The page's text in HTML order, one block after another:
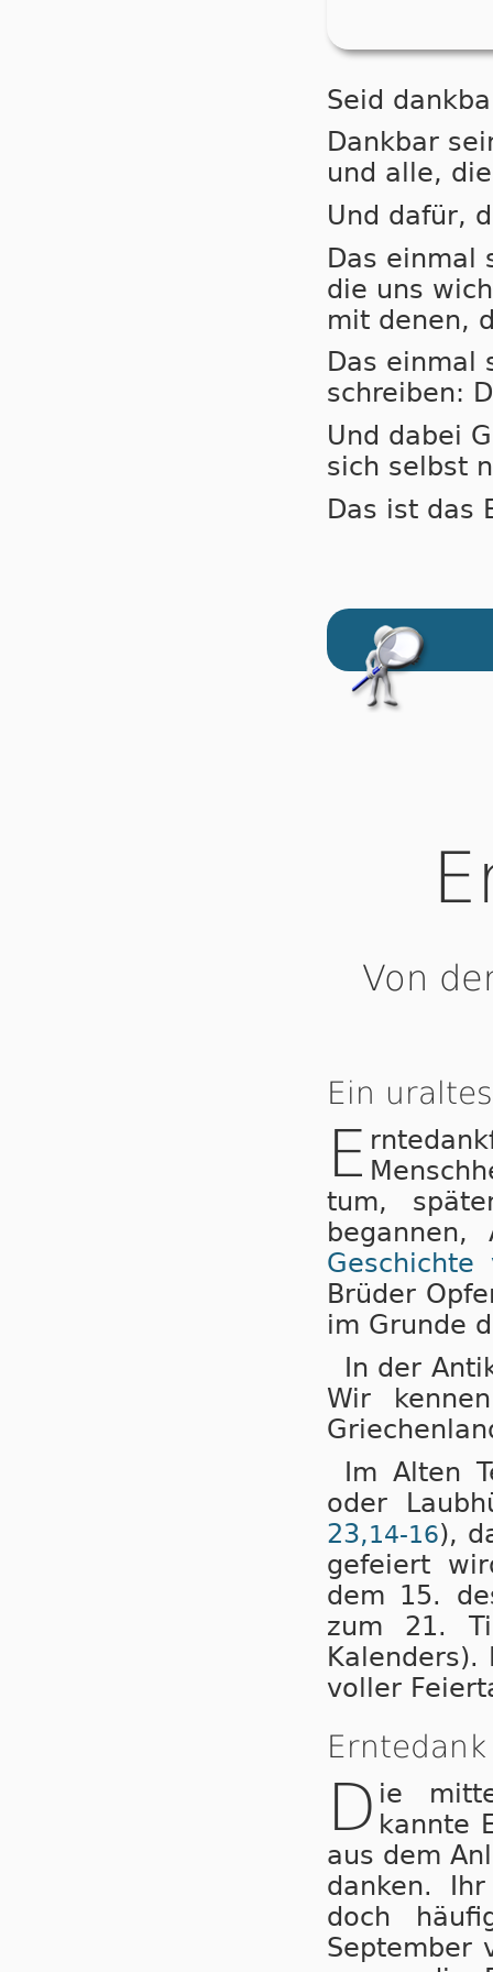
Seid
Dankbar
und alle,
Und dafür,
Das einmal
die uns
mit denen,
Das einmal
schreiben:
Und dabei
sich selbst
Das ist das
Von
Ein
E
tum,
Brüder
im Grunde
In der
Wir
Im Alten
oder
23,14-16),
gefeiert
dem 15.
zum 21.
voller
D ie
kannte
aus dem
danken.
doch
September